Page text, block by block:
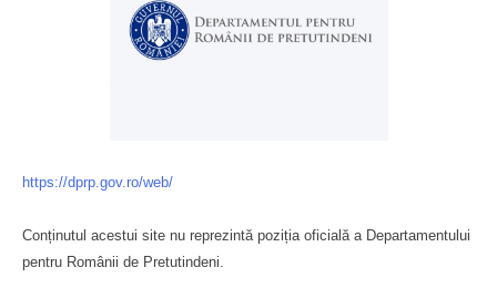
https://dprp.gov.ro/web/
Conținutul acestui site nu reprezintă poziția oficială a Departamentului
pentru Românii de Pretutindeni.